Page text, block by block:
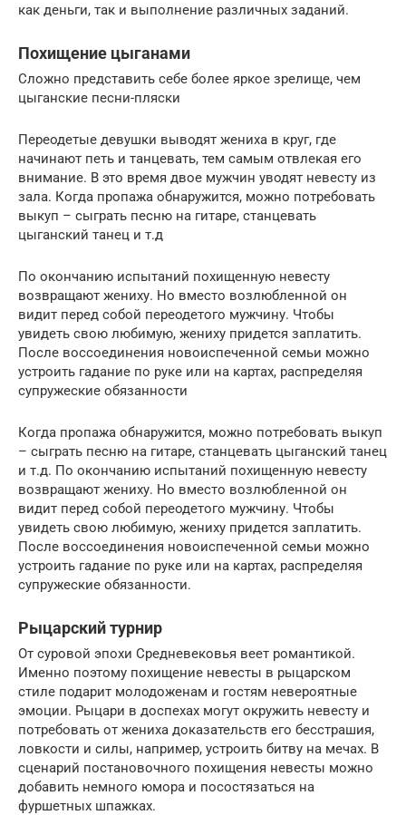
как деньги, так и выполнение различных заданий.
Похищение цыганами
Сложно представить себе более яркое зрелище, чем
цыганские песни-пляски
Переодетые девушки выводят жениха в круг, где
начинают петь и танцевать, тем самым отвлекая его
внимание. В это время двое мужчин уводят невесту из
зала. Когда пропажа обнаружится, можно потребовать
выкуп – сыграть песню на гитаре, станцевать
цыганский танец и т.д
По окончанию испытаний похищенную невесту
возвращают жениху. Но вместо возлюбленной он
видит перед собой переодетого мужчину. Чтобы
увидеть свою любимую, жениху придется заплатить.
После воссоединения новоиспеченной семьи можно
устроить гадание по руке или на картах, распределяя
супружеские обязанности
Когда пропажа обнаружится, можно потребовать выкуп
– сыграть песню на гитаре, станцевать цыганский танец
и т.д. По окончанию испытаний похищенную невесту
возвращают жениху. Но вместо возлюбленной он
видит перед собой переодетого мужчину. Чтобы
увидеть свою любимую, жениху придется заплатить.
После воссоединения новоиспеченной семьи можно
устроить гадание по руке или на картах, распределяя
супружеские обязанности.
Рыцарский турнир
От суровой эпохи Средневековья веет романтикой.
Именно поэтому похищение невесты в рыцарском
стиле подарит молодоженам и гостям невероятные
эмоции. Рыцари в доспехах могут окружить невесту и
потребовать от жениха доказательств его бесстрашия,
ловкости и силы, например, устроить битву на мечах. В
сценарий постановочного похищения невесты можно
добавить немного юмора и посостязаться на
фуршетных шпажках.